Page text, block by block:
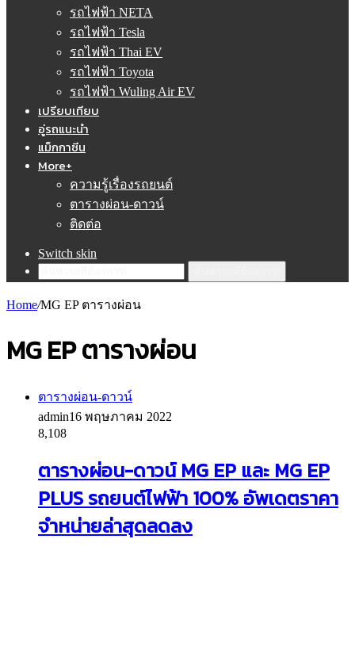
รถไฟฟ้า NETA
รถไฟฟ้า Tesla
รถไฟฟ้า Thai EV
รถไฟฟ้า Toyota
รถไฟฟ้า Wuling Air EV
เปรียบเทียบ
อู่รถแนะนำ
แม็กกาซีน
More+
ความรู้เรื่องรถยนต์
ตารางผ่อน-ดาวน์
ติดต่อ
Switch skin
Home/MG EP ตารางผ่อน
MG EP ตารางผ่อน
ตารางผ่อน-ดาวน์
admin16 พฤษภาคม 2022
8,108
ตารางผ่อน-ดาวน์ MG EP และ MG EP
PLUS รถยนต์ไฟฟ้า 100% อัพเดตราคา
จำหน่ายล่าสุดลดลง